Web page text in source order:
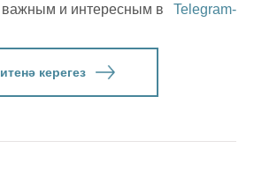
и интересным в
Telegram-
керегез